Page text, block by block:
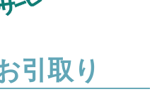
引取り